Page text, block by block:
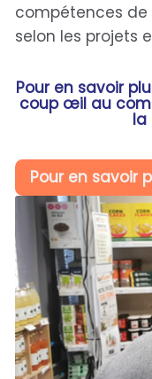
compétences
selon les projets
Pour en savoir
coup œil au
la
Pour en savoir